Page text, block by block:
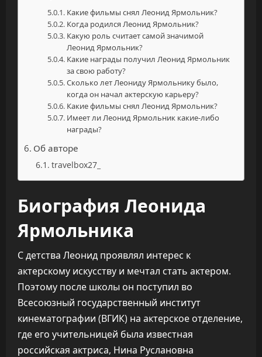
Какие фильмы снял Леонид Ярмольник?
Когда родился Леонид Ярмольник?
Какую роль считает самой значимой
Леонид Ярмольник?
Какие награды получил Леонид Ярмольник
за свою работу?
Сколько лет Леониду Ярмольнику было,
когда он начал актерскую карьеру?
Какие фильмы снял Леонид Ярмольник?
Имеет ли Леонид Ярмольник какие-либо
награды?
Об авторе
travelbox27_
Биография Леонида
Ярмольника
С детства Леонид проявлял интерес к
актерскому искусству и мечтал стать актером.
Поэтому после школы он поступил во
Всесоюзный государственный институт
кинематографии (ВГИК) на актерское отделение,
где его учительницей была известная
российская актриса, Нина Руслановна